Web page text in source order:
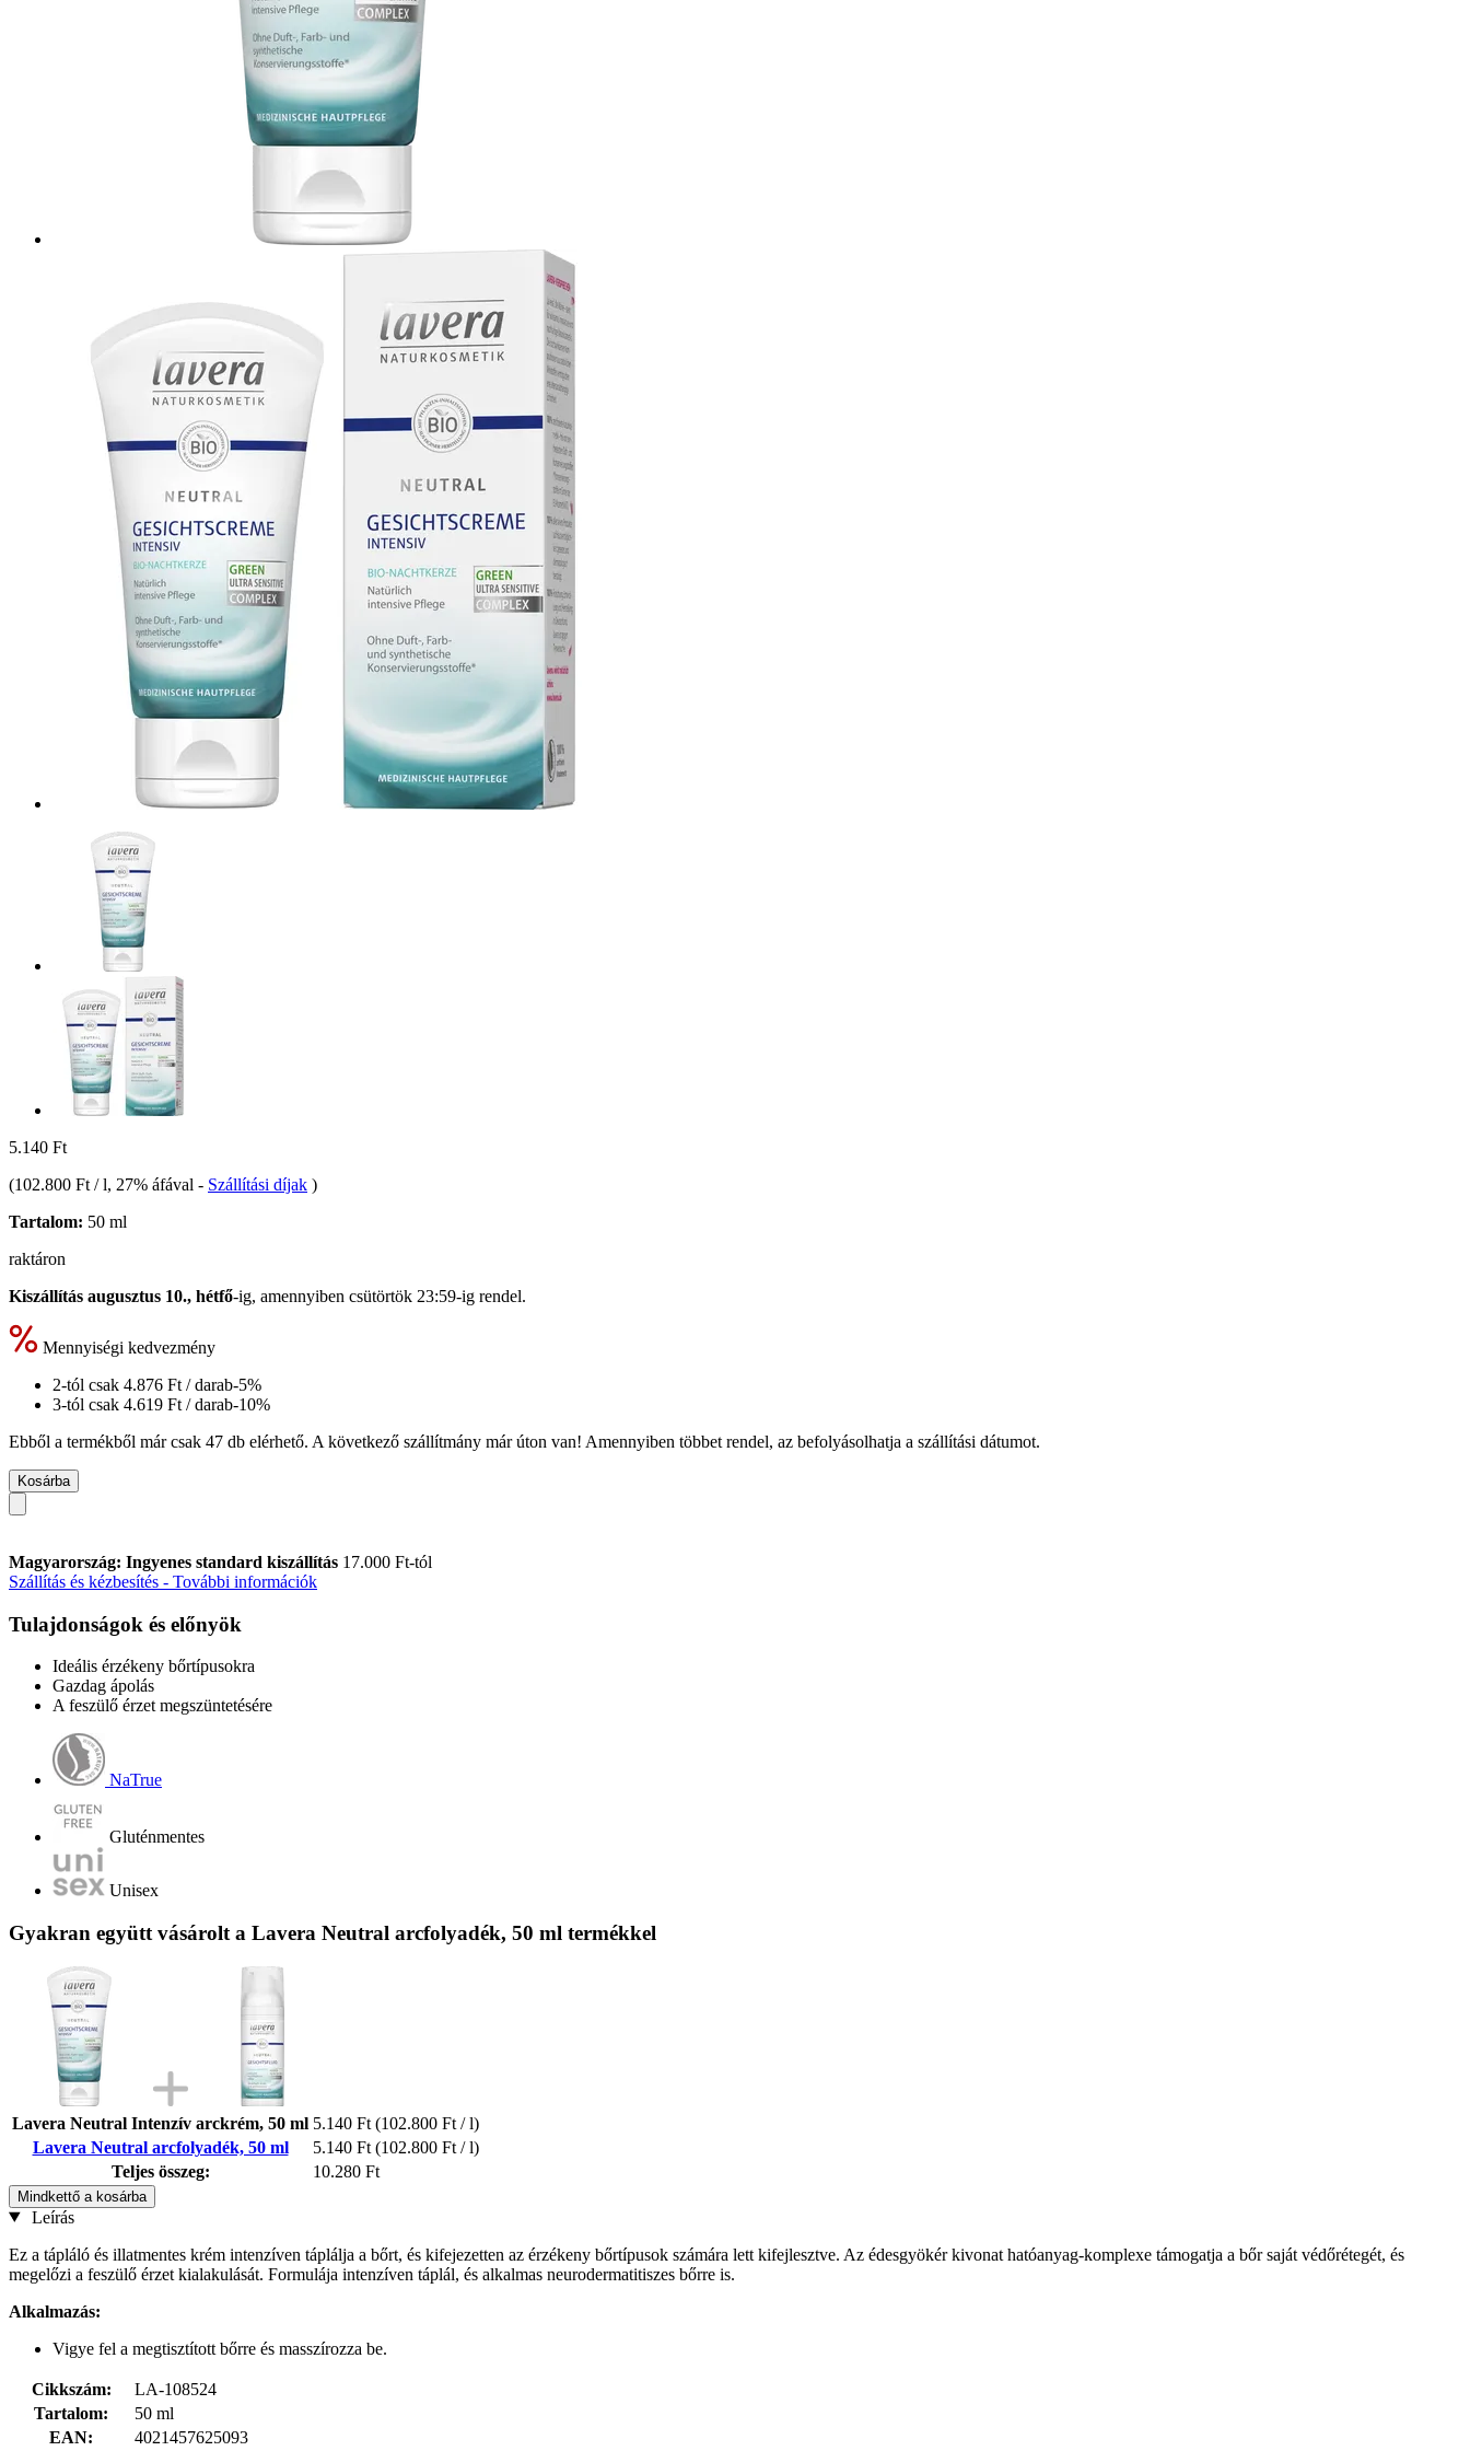
5.140 Ft
(102.800 Ft / l, 27% áfával - Szállítási díjak )
Tartalom: 50 ml
raktáron
Kiszállítás augusztus 10., hétfő-ig, amennyiben csütörtök 23:59-ig rendel.
Mennyiségi kedvezmény
2-tól csak 4.876 Ft / darab-5%
3-tól csak 4.619 Ft / darab-10%
Ebből a termékből már csak 47 db elérhető. A következő szállítmány már úton van! Amennyiben többet rendel, az befolyásolhatja a szállítási dátumot.
Kosárba
Magyarország: Ingyenes standard kiszállítás 17.000 Ft-tól
Szállítás és kézbesítés - További információk
Tulajdonságok és előnyök
Ideális érzékeny bőrtípusokra
Gazdag ápolás
A feszülő érzet megszüntetésére
NaTrue
Gluténmentes
Unisex
Gyakran együtt vásárolt a Lavera Neutral arcfolyadék, 50 ml termékkel
Lavera Neutral Intenzív arckrém, 50 ml 5.140 Ft (102.800 Ft / l)
Lavera Neutral arcfolyadék, 50 ml
5.140 Ft (102.800 Ft / l)
Teljes összeg:
10.280 Ft
Mindkettő a kosárba
Leírás
Ez a tápláló és illatmentes krém intenzíven táplálja a bőrt, és kifejezetten az érzékeny bőrtípusok számára lett kifejlesztve. Az édesgyökér kivonat hatóanyag-komplexe támogatja a bőr saját védőrétegét, és
megelőzi a feszülő érzet kialakulását. Formulája intenzíven táplál, és alkalmas neurodermatitiszes bőrre is.
Alkalmazás:
Vigye fel a megtisztított bőrre és masszírozza be.
Cikkszám:
LA-108524
Tartalom:
50 ml
EAN:
4021457625093